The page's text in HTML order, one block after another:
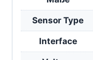
Sensor Type
Interface